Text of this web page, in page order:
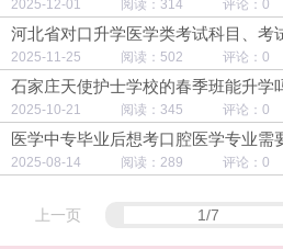
2025-12-01 阅读：314 评论：0
河北省对口升学医学类考试科目、考
2025-11-25 阅读：502 评论：0
石家庄天使护士学校的春季班能升学
2025-10-21 阅读：345 评论：0
医学中专毕业后想考口腔医学专业需
2025-08-14 阅读：289 评论：0
上一页